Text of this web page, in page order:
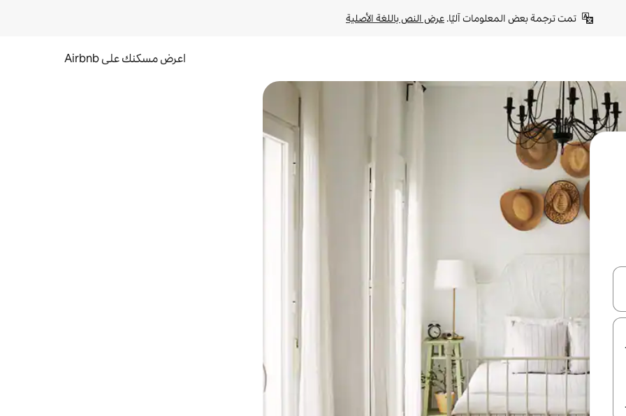
تمت ترجمة بعض المعلومات آليًا. عرض النص باللغة الأصلية
اعرض مسكنك على Airbnb
أو استكشف عن طريق اللمس أو السحب.